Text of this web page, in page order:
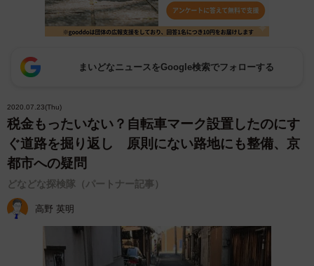
まいどなニュースをGoogle検索でフォローする
2020.07.23(Thu)
税金もったいない？自転車マーク設置したのにす
ぐ道路を掘り返し 原則にない路地にも整備、京
都市への疑問
どなどな探検隊（パートナー記事）
高野 英明